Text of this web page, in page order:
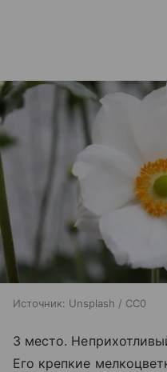
Источник: Unsplash / CC0
3 место.
Его крепкие